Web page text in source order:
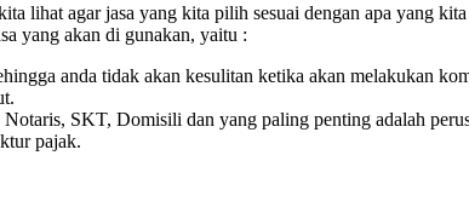
lihat agar jasa yang kita pilih sesuai dengan apa yang
yang akan di gunakan, yaitu :
anda tidak akan kesulitan ketika akan melakukan
SKT, Domisili dan yang paling penting adalah
pajak.